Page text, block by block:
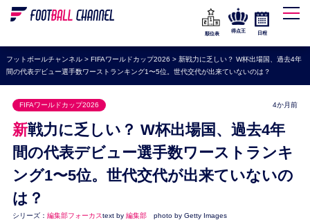
WEリーグ
海外サッカー
プレミアリーグ
ラ・リーガ
セリエA
ブンデスリーガ
UEFA
順位表
得点王 日程
フットボールチャンネル> FIFAワールドカップ2026 > 新戦力に乏しい？ W杯出場国、過去4年
間の代表デビュー選手数ワーストランキング1〜5位。世代交代が出来ていないのは？
FIFAワールドカップ2026 4か月前
新戦力に乏しい？ W杯出場国、過去4年
間の代表デビュー選手数ワーストランキ
ング1〜5位。世代交代が出来ていないの
は？
シリーズ： 編集部フォーカスtext by 編集部 photo by Getty Images